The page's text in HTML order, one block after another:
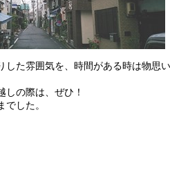
した雰囲気を、時間がある時は物思
しの際は、ぜひ！
でした。